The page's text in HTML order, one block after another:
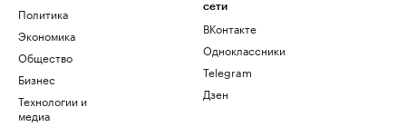
Политика
Экономика
Общество
Бизнес
Технологии и
медиа
сети
ВКонтакте
Одноклассники
Telegram
Дзен